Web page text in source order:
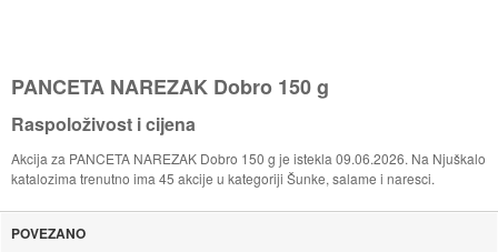
PANCETA NAREZAK Dobro 150 g
Raspoloživost i cijena
Akcija za PANCETA NAREZAK Dobro 150 g je istekla 09.06.2026. Na Njuškalo
katalozima trenutno ima 45 akcije u kategoriji Šunke, salame i naresci.
POVEZANO